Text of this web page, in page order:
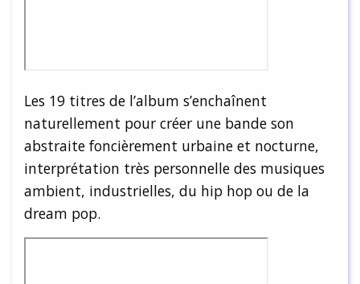
Les 19 titres de l’album s’enchaînent
naturellement pour créer une bande son
abstraite foncièrement urbaine et nocturne,
interprétation très personnelle des musiques
ambient, industrielles, du hip hop ou de la
dream pop.